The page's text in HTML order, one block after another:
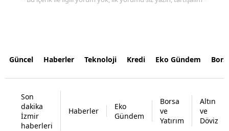
Güncel Haberler Teknoloji Kredi Eko Gündem
Son
dakika
İzmir
haberleri
Haberler
Eko
Gündem
Borsa
ve
Yatırım
Altın
ve
Döviz